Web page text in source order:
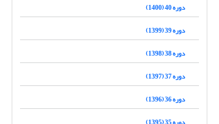
دوره 40 (1400)
دوره 39 (1399)
دوره 38 (1398)
دوره 37 (1397)
دوره 36 (1396)